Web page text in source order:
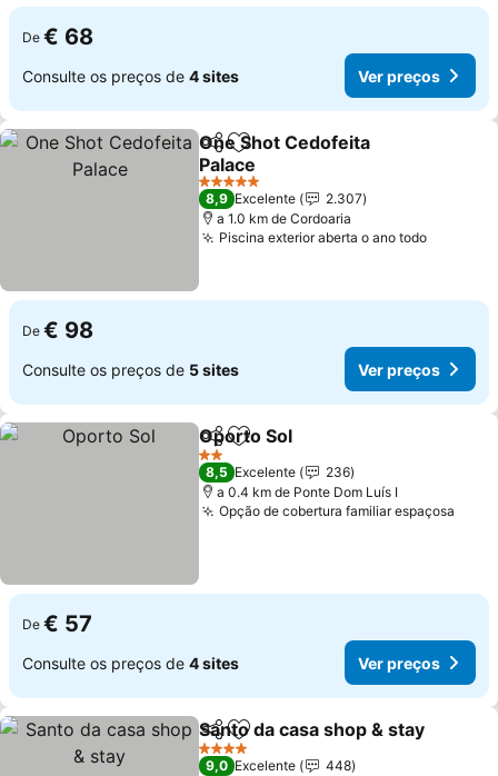
De € 68
Consulte os preços de 4 sites Ver preços
PartilharAdicionar aos favoritos
One Shot Cedofeita
Palace
5 Estrelas
8,9 Excelente
2.307
a 1.0 km de Cordoaria
Piscina exterior aberta o ano todo
De € 98
Consulte os preços de 5 sites Ver preços
PartilharAdicionar aos favoritos
Oporto Sol
2 Estrelas
8,5 Excelente
236
a 0.4 km de Ponte Dom Luís I
Opção de cobertura familiar espaçosa
De € 57
Consulte os preços de 4 sites Ver preços
PartilharAdicionar aos favoritos
Santo da casa shop & stay
4 Estrelas
9,0 Excelente
448